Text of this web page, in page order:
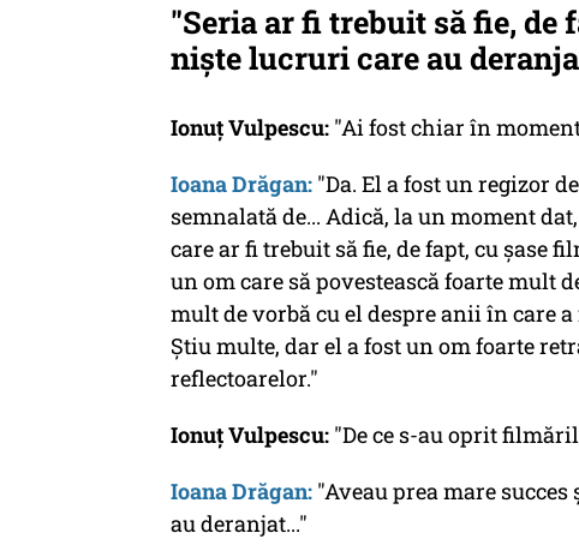
"Seria ar fi trebuit să fie, de
niște lucruri care au
Ionuț Vulpescu: "Ai fost chiar în
Ioana Drăgan: "Da. El a fost un regizor
semnalată de... Adică, la un moment
care ar fi trebuit să fie, de fapt, cu șase
un om care să povestească foarte mult
mult de vorbă cu el despre anii în care
Știu multe, dar el a fost un om foarte
reflectoarelor."
Ionuț Vulpescu: "De ce s-au oprit
Ioana Drăgan: "Aveau prea mare
au deranjat..."